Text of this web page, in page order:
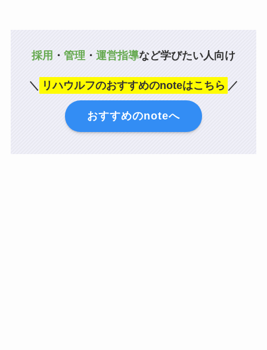
採用 ・ 管理 ・ 運営指導など学びたい人向け
＼ リハウルフのおすすめのnoteはこちら ／
おすすめのnoteへ